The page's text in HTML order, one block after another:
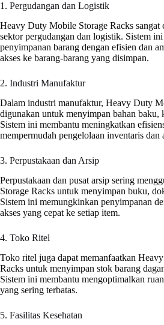
1. Pergudangan dan Logistik
Heavy Duty Mobile Storage Racks sangat
sektor pergudangan dan logistik. Sistem
penyimpanan barang dengan efisien dan
akses ke barang-barang yang disimpan.
2. Industri Manufaktur
Dalam industri manufaktur, Heavy Duty
digunakan untuk menyimpan bahan baku,
Sistem ini membantu meningkatkan
mempermudah pengelolaan inventaris dan
3. Perpustakaan dan Arsip
Perpustakaan dan pusat arsip sering
Storage Racks untuk menyimpan buku,
Sistem ini memungkinkan penyimpanan
akses yang cepat ke setiap item.
4. Toko Ritel
Toko ritel juga dapat memanfaatkan
Racks untuk menyimpan stok barang
Sistem ini membantu mengoptimalkan
yang sering terbatas.
5. Fasilitas Kesehatan